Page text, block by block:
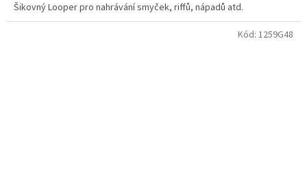
Šikovný Looper pro nahrávání smyček, riffů, nápadů atd.
Kód: 1259G48